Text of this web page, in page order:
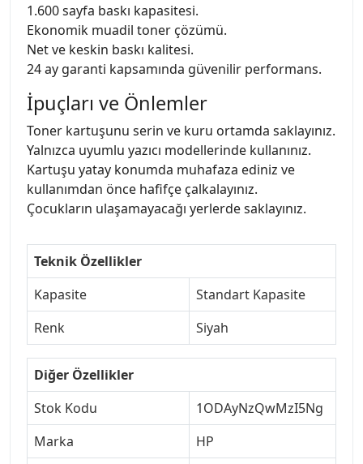
1.600 sayfa baskı kapasitesi.
Ekonomik muadil toner çözümü.
Net ve keskin baskı kalitesi.
24 ay garanti kapsamında güvenilir performans.
İpuçları ve Önlemler
Toner kartuşunu serin ve kuru ortamda saklayınız.
Yalnızca uyumlu yazıcı modellerinde kullanınız.
Kartuşu yatay konumda muhafaza ediniz ve
kullanımdan önce hafifçe çalkalayınız.
Çocukların ulaşamayacağı yerlerde saklayınız.
Teknik Özellikler
Kapasite
Standart Kapasite
Renk
Siyah
Diğer Özellikler
Stok Kodu
1ODAyNzQwMzI5Ng
Marka
HP